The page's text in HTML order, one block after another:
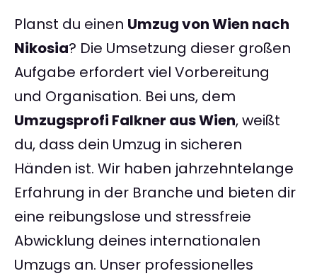
Planst du einen Umzug von Wien nach
Nikosia? Die Umsetzung dieser großen
Aufgabe erfordert viel Vorbereitung
und Organisation. Bei uns, dem
Umzugsprofi Falkner aus Wien, weißt
du, dass dein Umzug in sicheren
Händen ist. Wir haben jahrzehntelange
Erfahrung in der Branche und bieten dir
eine reibungslose und stressfreie
Abwicklung deines internationalen
Umzugs an. Unser professionelles